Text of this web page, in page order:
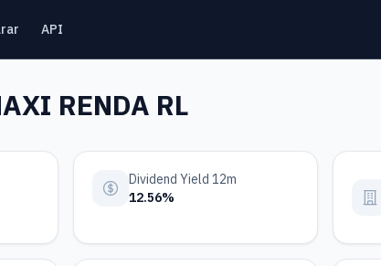
API
RENDA RL
Dividend Yield 12m
12.56%